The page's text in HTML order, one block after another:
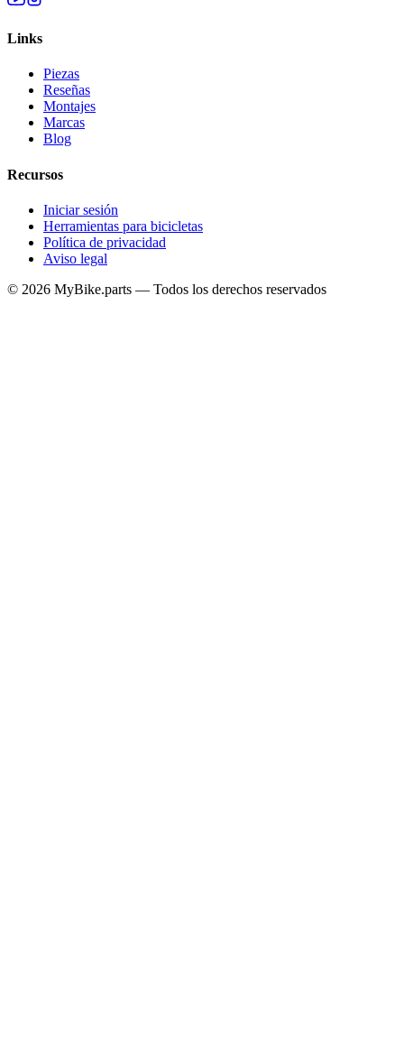
Links
Piezas
Reseñas
Montajes
Marcas
Blog
Recursos
Iniciar sesión
Herramientas para bicicletas
Política de privacidad
Aviso legal
© 2026 MyBike.parts — Todos los derechos reservados